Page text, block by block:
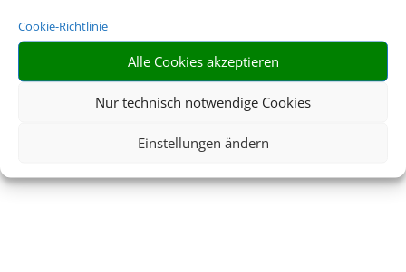
Cookie-Richtlinie
Alle Cookies akzeptieren
Nur technisch notwendige Cookies
Einstellungen ändern